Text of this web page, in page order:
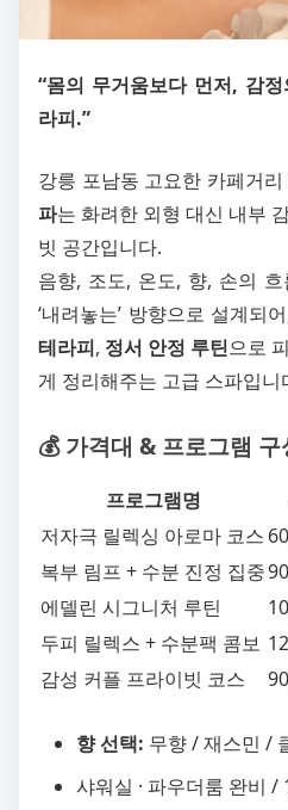
“몸의 무거움보다 먼저, 감
라피.”
강릉 포남동 고요한 카페거
파는 화려한 외형 대신 내부
빗 공간입니다.
음향, 조도, 온도, 향, 손의
‘내려놓는’ 방향으로 설계되
테라피, 정서 안정 루틴으로
게 정리해주는 고급 스파입니
💰 가격대 & 프로그램 구
프로그램명
저자극 릴렉싱 아로마 코스
복부 림프 + 수분 진정 집중
에델린 시그니처 루틴
두피 릴렉스 + 수분팩 콤보
감성 커플 프라이빗 코스
향 선택: 무향 / 재스민 /
샤워실 · 파우더룸 완비 /